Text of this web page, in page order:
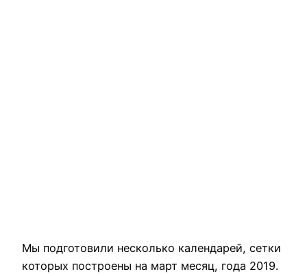
Мы подготовили несколько календарей, сетки
которых построены на март месяц, года 2019.